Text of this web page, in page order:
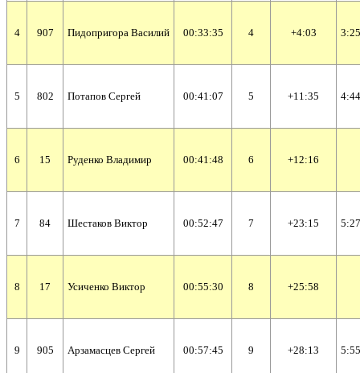
4 907 Пидопригора Василий 00:33:35 4 +4:03
5 802 Потапов Сергей 00:41:07 5 +11:35
6 15 Руденко Владимир 00:41:48 6 +12:16
7 84 Шестаков Виктор 00:52:47 7 +23:15
8 17 Усиченко Виктор 00:55:30 8 +25:58
9 905 Арзамасцев Сергей 00:57:45 9 +28:13